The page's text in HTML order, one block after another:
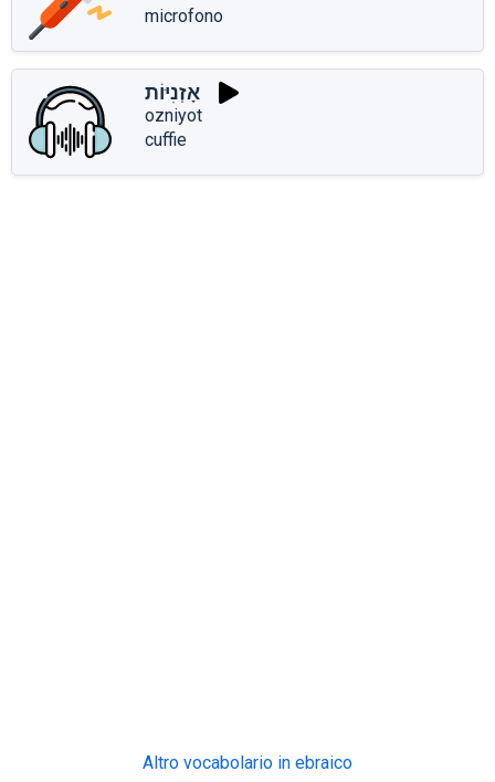
microfono
אָזְנִיּוֹת
ozniyot
cuffie
Altro vocabolario in ebraico